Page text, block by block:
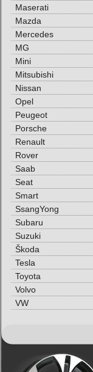
Maserati
Mazda
Mercedes
MG
Mini
Mitsubishi
Nissan
Opel
Peugeot
Porsche
Renault
Rover
Saab
Seat
Smart
SsangYong
Subaru
Suzuki
Škoda
Tesla
Toyota
Volvo
VW